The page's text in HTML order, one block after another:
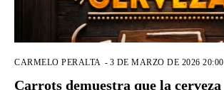
CARMELO PERALTA - 3 DE MARZO DE 2026 20:00
Carrots demuestra que la cerveza